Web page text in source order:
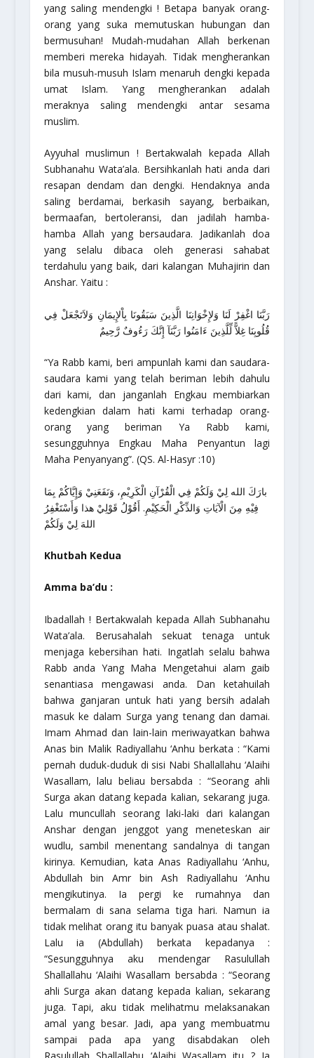
yang saling mendengki ! Betapa banyak orang-
orang yang suka memutuskan hubungan dan
bermusuhan! Mudah-mudahan Allah berkenan
memberi mereka hidayah. Tidak mengherankan
bila musuh-musuh Islam menaruh dengki kepada
umat Islam. Yang mengherankan adalah
meraknya saling mendengki antar sesama
muslim.
Ayyuhal muslimun ! Bertakwalah kepada Allah
Subhanahu Wata’ala. Bersihkanlah hati anda dari
resapan dendam dan dengki. Hendaknya anda
saling berdamai, berkasih sayang, berbaikan,
bermaafan, bertoleransi, dan jadilah hamba-
hamba Allah yang bersaudara. Jadikanlah doa
yang selalu dibaca oleh generasi sahabat
terdahulu yang baik, dari kalangan Muhajirin dan
Anshar. Yaitu :
رَبَّنَا اغْفِرْ لَنَا وَلإِخْوَانِنَا الَّذِينَ سَبَقُونَا بِاْلإِيمَانِ وَلاَتَجْعَلْ فِي
قُلُوبِنَا غِلاًّ لِّلَّذِينَ ءَامَنُوا رَبَّنَآ إِنَّكَ رَءُوفٌ رَّحِيمٌ
“Ya Rabb kami, beri ampunlah kami dan saudara-
saudara kami yang telah beriman lebih dahulu
dari kami, dan janganlah Engkau membiarkan
kedengkian dalam hati kami terhadap orang-
orang yang beriman Ya Rabb kami,
sesungguhnya Engkau Maha Penyantun lagi
Maha Penyanyang”. (QS. Al-Hasyr :10)
بارَكَ الله لِيْ وَلَكُمْ فِي الْقُرْآنِ الْكَرِيْمِ، وَنَفَعَنِيْ وَإِيَّاكُمْ بِمَا
فِيْهِ مِنَ الْآيَاتِ وَالذِّكْرِ الْحَكِيْمِ. أَقُوْلُ قَوْلِيْ هذا وَأَسْتَغْفِرُ
اللهَ لِيْ وَلَكُمْ
Khutbah Kedua
Amma ba’du :
Ibadallah ! Bertakwalah kepada Allah Subhanahu
Wata’ala. Berusahalah sekuat tenaga untuk
menjaga kebersihan hati. Ingatlah selalu bahwa
Rabb anda Yang Maha Mengetahui alam gaib
senantiasa mengawasi anda. Dan ketahuilah
bahwa ganjaran untuk hati yang bersih adalah
masuk ke dalam Surga yang tenang dan damai.
Imam Ahmad dan lain-lain meriwayatkan bahwa
Anas bin Malik Radiyallahu ‘Anhu berkata : “Kami
pernah duduk-duduk di sisi Nabi Shallallahu ‘Alaihi
Wasallam, lalu beliau bersabda : “Seorang ahli
Surga akan datang kepada kalian, sekarang juga.
Lalu muncullah seorang laki-laki dari kalangan
Anshardengan jenggot yang meneteskan air
wudlu, sambil menentang sandalnya di tangan
kirinya. Kemudian, kata Anas Radiyallahu ‘Anhu,
Abdullah bin Amr bin Ash Radiyallahu ‘Anhu
mengikutinya. Ia pergi ke rumahnya dan
bermalam di sana selama tiga hari. Namun ia
tidak melihat orang itu banyak puasa atau shalat.
Lalu ia (Abdullah) berkata kepadanya :
“Sesungguhnya aku mendengar Rasulullah
Shallallahu ‘Alaihi Wasallam bersabda : “Seorang
ahli Surga akan datang kepada kalian, sekarang
juga. Tapi, aku tidak melihatmu melaksanakan
amal yang besar. Jadi, apa yang membuatmu
sampai pada apa yang disabdakan oleh